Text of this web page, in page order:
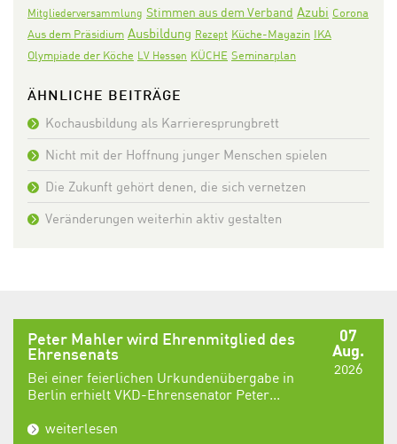
Mitgliederversammlung Stimmen aus dem Verband Azubi Corona
Aus dem Präsidium Ausbildung Rezept Küche-Magazin IKA
Olympiade der Köche LV Hessen KÜCHE Seminarplan
ÄHNLICHE BEITRÄGE
Kochausbildung als Karrieresprungbrett
Nicht mit der Hoffnung junger Menschen spielen
Die Zukunft gehört denen, die sich vernetzen
Veränderungen weiterhin aktiv gestalten
07
Aug.
2026
Peter Mahler wird Ehrenmitglied des
Ehrensenats
Bei einer feierlichen Urkundenübergabe in
Berlin erhielt VKD-Ehrensenator Peter...
weiterlesen